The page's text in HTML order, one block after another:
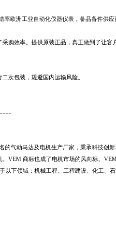
欧洲工业自动化仪器仪表，备品备件供应
购效率。提供原装正品，真正做到了让客
次包装，规避国内运输风险。
气动马达及电机生产厂家，秉承科技创
VEM 商标也成了电机市场的风向标。
下领域：机械工程、工程建设、化工、石